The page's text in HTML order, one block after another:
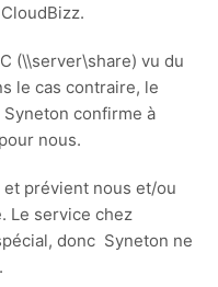
(\\server\share) vu du
le cas contraire, le
confirme à
nous.
prévient nous et/ou
Le service chez
donc Syneton ne